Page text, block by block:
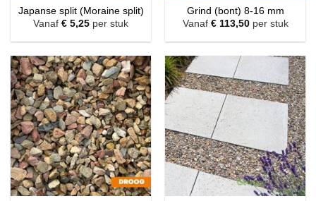
Japanse split (Moraine split)
Vanaf € 5,25 per stuk
Grind (bont) 8-16 mm
Vanaf €113,50per stuk